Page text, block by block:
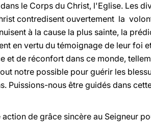
le Corps du Christ, l'Eglise. Les
contredisent ouvertement la
à la cause la plus sainte, la
en vertu du témoignage de leur foi
et de réconfort dans ce monde,
notre possible pour guérir les
Puissions-nous être guidés dans
de grâce sincère au Seigneur